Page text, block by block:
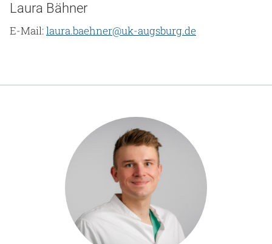
Laura Bähner
E-Mail:laura.baehner@uk-augsburg.de